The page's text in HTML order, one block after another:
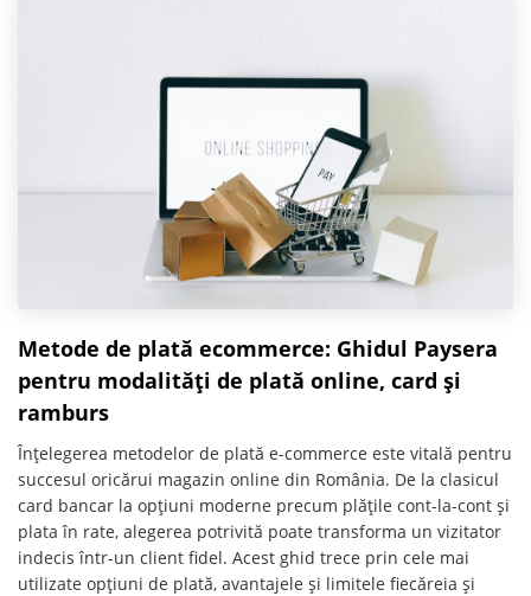
Metode de plată ecommerce: Ghidul Paysera
pentru modalități de plată online, card și
ramburs
Înțelegerea metodelor de plată e-commerce este vitală pentru
succesul oricărui magazin online din România. De la clasicul
card bancar la opțiuni moderne precum plățile cont-la-cont și
plata în rate, alegerea potrivită poate transforma un vizitator
indecis într-un client fidel. Acest ghid trece prin cele mai
utilizate opțiuni de plată, avantajele și limitele fiecăreia și